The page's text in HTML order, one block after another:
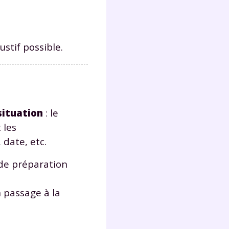
possible.
: le
les
date, etc.
préparation
à la